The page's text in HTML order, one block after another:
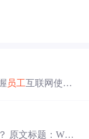
员工互联网使用
为员工上网 管理